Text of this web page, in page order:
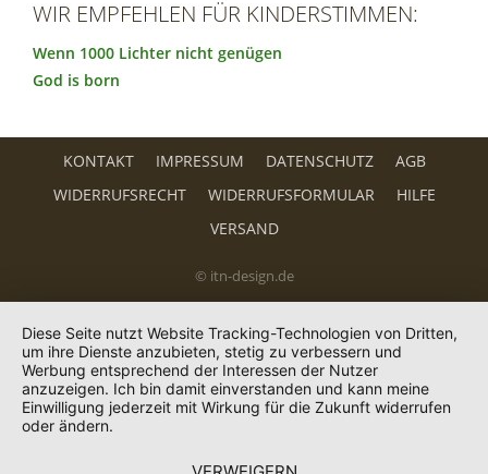
WIR EMPFEHLEN FÜR KINDERSTIMMEN:
Wenn 1000 Lichter nicht genügen
God is born
KONTAKT IMPRESSUM DATENSCHUTZ
AGB
WIDERRUFSRECHT
WIDERRUFSFORMULAR
HILFE
VERSAND
© itn-design.de
Diese Seite nutzt Website Tracking-Technologien von Dritten,
um ihre Dienste anzubieten, stetig zu verbessern und
Werbung entsprechend der Interessen der Nutzer
anzuzeigen. Ich bin damit einverstanden und kann meine
Einwilligung jederzeit mit Wirkung für die Zukunft widerrufen
oder ändern.